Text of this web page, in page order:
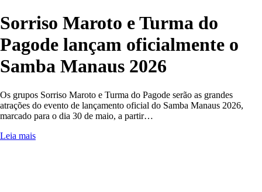
Sorriso Maroto e Turma do
Pagode lançam oficialmente o
Samba Manaus 2026
Os grupos Sorriso Maroto e Turma do Pagode serão as grandes
atrações do evento de lançamento oficial do Samba Manaus 2026,
marcado para o dia 30 de maio, a partir…
Leia mais